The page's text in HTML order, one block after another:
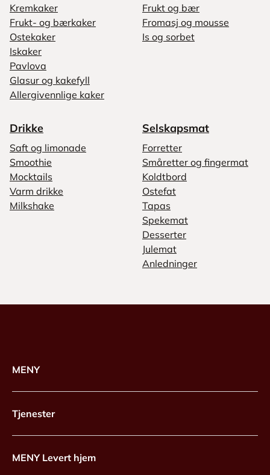
Kremkaker
Frukt- og bærkaker
Ostekaker
Iskaker
Pavlova
Glasur og kakefyll
Allergivennlige kaker
Frukt og bær
Fromasj og mousse
Is og sorbet
Drikke
Saft og limonade
Smoothie
Mocktails
Varm drikke
Milkshake
Selskapsmat
Forretter
Småretter og fingermat
Koldtbord
Ostefat
Tapas
Spekemat
Desserter
Julemat
Anledninger
MENY
Tjenester
MENY Levert hjem